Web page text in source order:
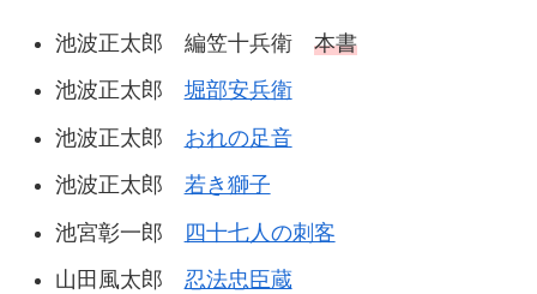
池波正太郎 編笠十兵衛 本書
池波正太郎 堀部安兵衛
池波正太郎 おれの足音
池波正太郎 若き獅子
池宮彰一郎
四十七人の刺客
山田風太郎 忍法忠臣蔵